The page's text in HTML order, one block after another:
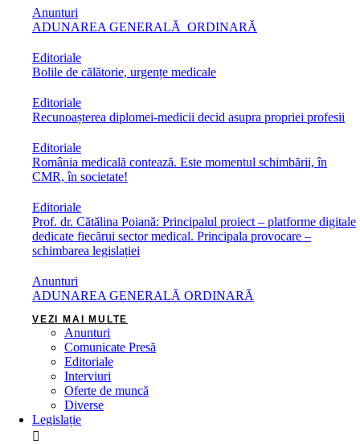
Anunturi
ADUNAREA GENERALĂ ORDINARĂ
Editoriale
Bolile de călătorie, urgențe medicale
Editoriale
Recunoașterea diplomei-medicii decid asupra propriei profesii
Editoriale
România medicală contează. Este momentul schimbării, în
CMR, în societate!
Editoriale
Prof. dr. Cătălina Poiană: Principalul proiect – platforme digitale
dedicate fiecărui sector medical. Principala provocare –
schimbarea legislației
Anunturi
ADUNAREA GENERALĂ ORDINARĂ
VEZI MAI MULTE
Anunturi
Comunicate Presă
Editoriale
Interviuri
Oferte de muncă
Diverse
Legislație